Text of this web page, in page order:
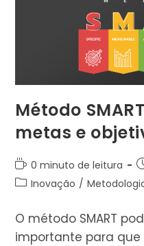
Método
metas e
Tempo
de
0 minuto de leitura
Categoria
post:
Inovação /
O método SMART
importante para